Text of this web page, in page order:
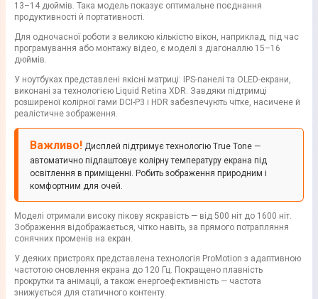
13–14 дюймів. Така модель показує оптимальне поєднання
продуктивності й портативності.
Для одночасної роботи з великою кількістю вікон, наприклад, під час
програмування або монтажу відео, є моделі з діагоналлю 15–16
дюймів.
У ноутбуках представлені якісні матриці: IPS-панелі та OLED-екрани,
виконані за технологією Liquid Retina XDR. Завдяки підтримці
розширеної колірної гами DCI-P3 і HDR забезпечують чітке, насичене й
реалістичне зображення.
Важливо! Дисплей підтримує технологію True Tone —
автоматично підлаштовує колірну температуру екрана під
освітлення в приміщенні. Робить зображення природним і
комфортним для очей.
Моделі отримали високу пікову яскравість — від 500 ніт до 1600 ніт.
Зображення відображається, чітко навіть, за прямого потрапляння
сонячних променів на екран.
У деяких пристроях представлена технологія ProMotion з адаптивною
частотою оновлення екрана до 120 Гц. Покращено плавність
прокрутки та анімації, а також енергоефективність — частота
знижується для статичного контенту.